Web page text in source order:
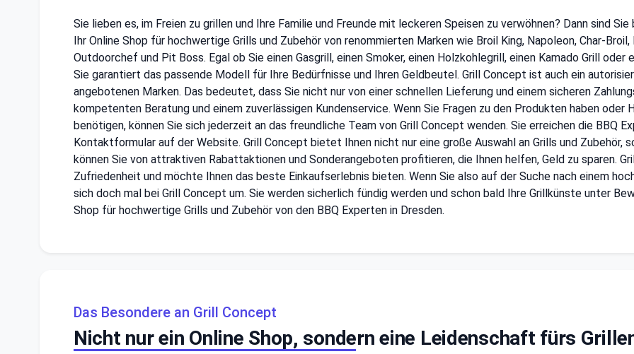
Sie lieben es, im Freien zu grillen und Ihre Familie und Freunde mit leckeren Speisen zu verwöhnen? Dann sind
Ihr Online Shop für hochwertige Grills und Zubehör von renommierten Marken wie Broil King, Napoleon, Char-
Outdoorchef und Pit Boss. Egal ob Sie einen Gasgrill, einen Smoker, einen Holzkohlegrill, einen Kamado Grill
Sie garantiert das passende Modell für Ihre Bedürfnisse und Ihren Geldbeutel. Grill Concept ist auch ein
angebotenen Marken. Das bedeutet, dass Sie nicht nur von einer schnellen Lieferung und einem sicheren
kompetenten Beratung und einem zuverlässigen Kundenservice. Wenn Sie Fragen zu den Produkten haben
benötigen, können Sie sich jederzeit an das freundliche Team von Grill Concept wenden. Sie erreichen die BBQ
Kontaktformular auf der Website. Grill Concept bietet Ihnen nicht nur eine große Auswahl an Grills und Zubehör,
können Sie von attraktiven Rabattaktionen und Sonderangeboten profitieren, die Ihnen helfen, Geld zu sparen.
Zufriedenheit und möchte Ihnen das beste Einkaufserlebnis bieten. Wenn Sie also auf der Suche nach einem
sich doch mal bei Grill Concept um. Sie werden sicherlich fündig werden und schon bald Ihre Grillkünste unter
Shop für hochwertige Grills und Zubehör von den BBQ Experten in Dresden.
Das Besondere an Grill Concept
Nicht nur ein Online Shop, sondern eine Leidenschaft fürs